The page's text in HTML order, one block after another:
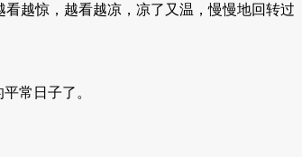
越惊，越看越凉，凉了又温，慢慢地回转过
常日子了。